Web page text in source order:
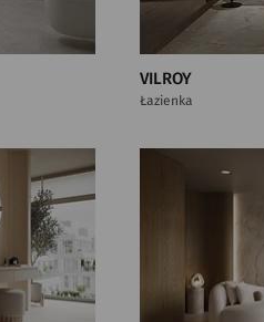
VILROY
Łazienka